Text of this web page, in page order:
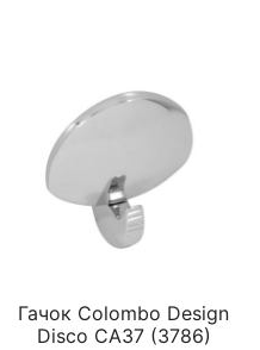
Гачок Colombo Design
Disco CA37 (3786)